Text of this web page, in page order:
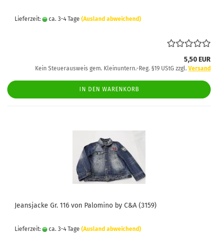
Lieferzeit: ca. 3-4 Tage (Ausland abweichend)
5,50 EUR
Kein Steuerausweis gem. Kleinuntern.-Reg. §19 UStG zzgl. Versand
IN DEN WARENKORB
Jeansjacke Gr. 116 von Palomino by C&A (3159)
Lieferzeit: ca. 3-4 Tage (Ausland abweichend)